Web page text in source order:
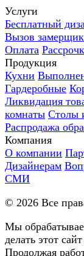
Услуги
Бесплатный
Вызов
Оплата
Продукция
Кухни
Гардеробные
Ликвидация
комнаты Столы
Распродажа
Компания
О компании
Дизайнерам
СМИ
© 2026 Все
Мы
делать этот
Продолжая